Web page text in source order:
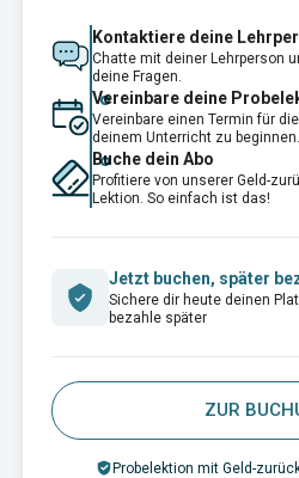
Kontaktiere deine
Chatte mit deiner Lehrperson
deine Fragen.
Vereinbare deine
Vereinbare einen Termin für
deinem Unterricht zu beginnen.
Buche dein Abo
Profitiere von unserer Geld-
Lektion. So einfach ist das!
Jetzt buchen, später
Sichere dir heute deinen
bezahle später
ZUR
Probelektion mit Geld-